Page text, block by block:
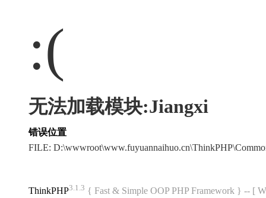
:(
无法加载模块:Jiangxi
错误位置
FILE:
ThinkPHP3.1.3 { Fast & Simple OOP PHP Framework } -- [